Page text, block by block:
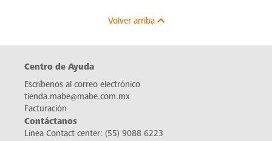
Volver arriba
Centro de Ayuda
Escríbenos al correo electrónico
tienda.mabe@mabe.com.mx
Facturación
Contáctanos
Línea Contact center: (55) 9088 6223